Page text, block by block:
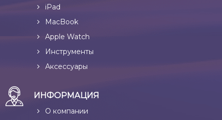
iPad
MacBook
Apple Watch
Инструменты
Аксессуары
ИНФОРМАЦИЯ
О компании